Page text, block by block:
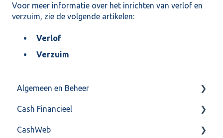
Voor meer informatie over het inrichten van verlof en
verzuim, zie de volgende artikelen:
Verlof
Verzuim
Algemeen en Beheer
Bank(koppeling)
Import/Export
Cash Financieel
Boekhoud
CashWeb